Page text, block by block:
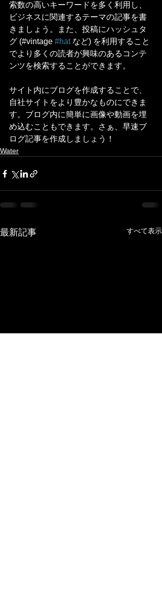
索数の高いキーワードを多く利用し、
ビジネスに関連するテーマの記事を書
きましょう。また、投稿にハッシュタ
グ (#vintage #hat など) を利用すること
でより多くの読者が興味のあるコンテ
ンツを検索することができます。
サイト内にブログを作成することで、
自社サイトをより豊かなものにできま
す。ブログ内に簡単に画像や動画を埋
め込むこともできます。さぁ、早速ブ
ログ記事を作成しましょう！
Water
最新記事 すべて表示